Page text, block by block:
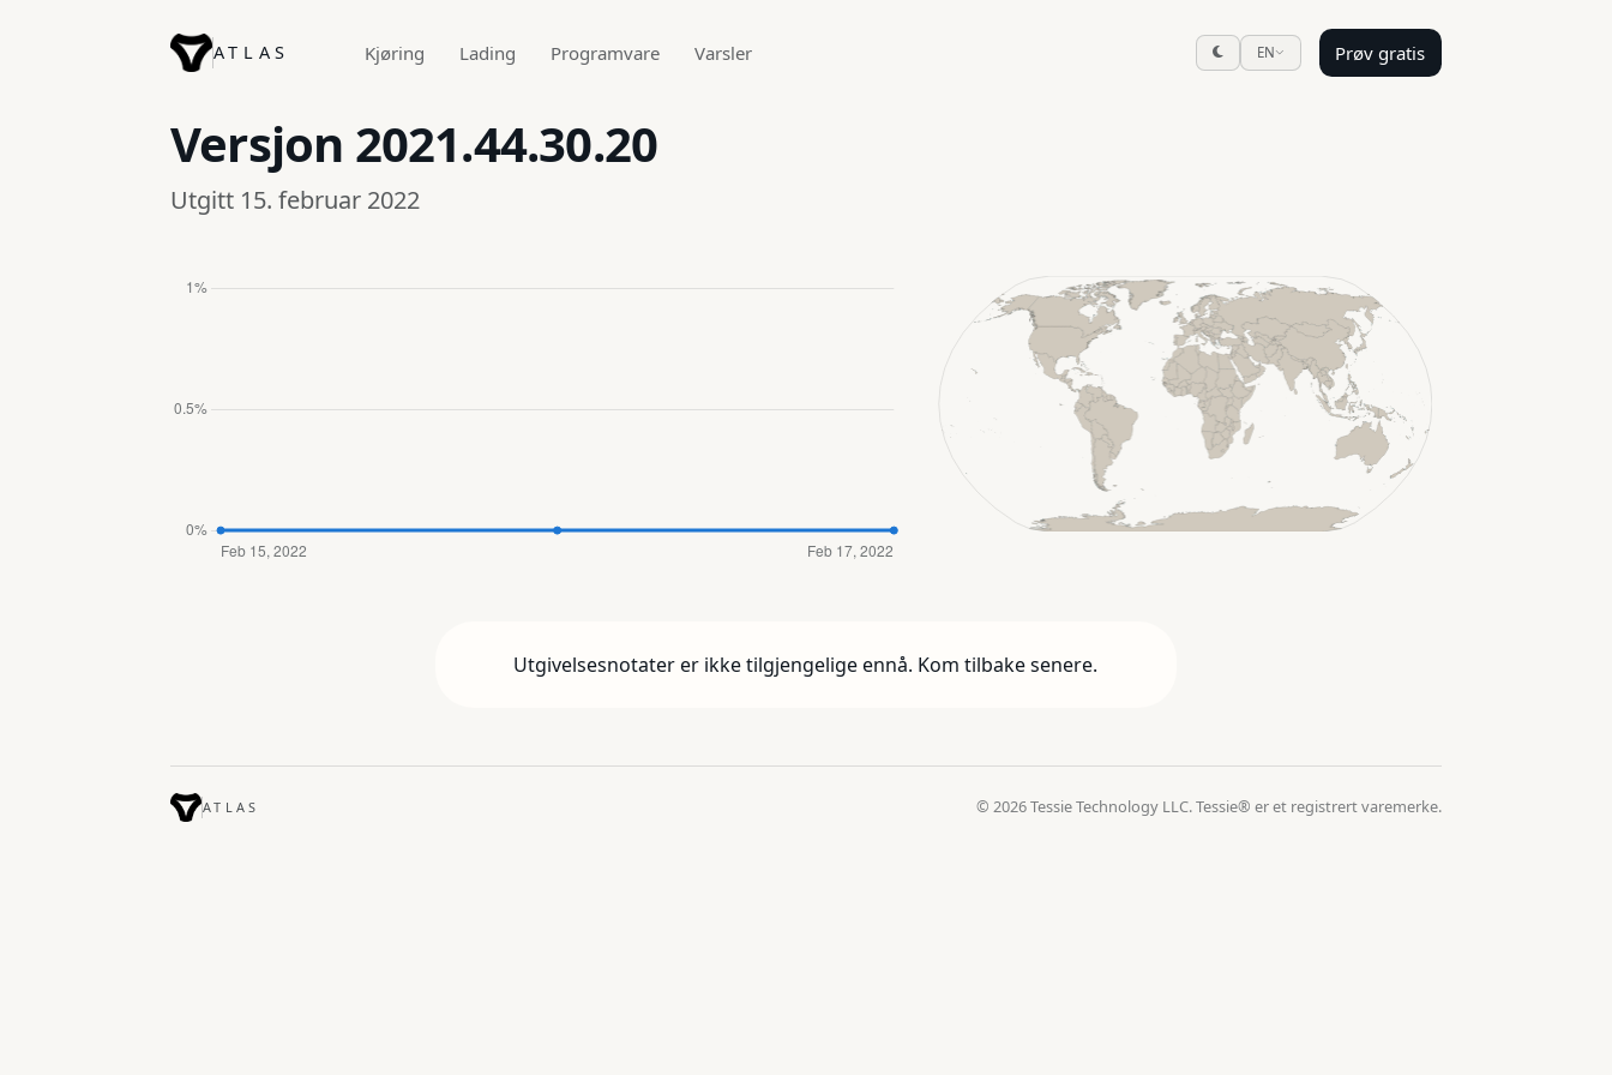
ATLAS Kjøring Lading Programvare Varsler EN Prøv gratis
Versjon 2021.44.30.20
Utgitt 15. februar 2022
Utgivelsesnotater er ikke tilgjengelige ennå. Kom tilbake senere.
ATLAS © 2026 Tessie Technology LLC. Tessie® er et registrert varemerke.